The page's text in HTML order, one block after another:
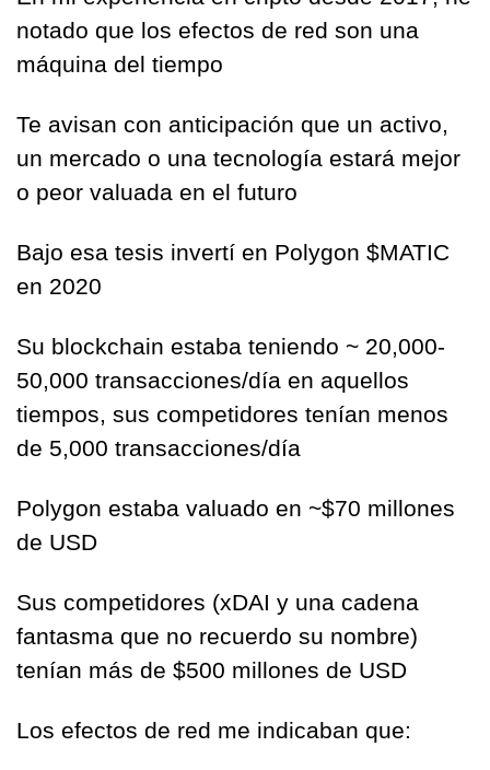
notado que los efectos de red son una
máquina del tiempo
Te avisan con anticipación que un activo,
un mercado o una tecnología estará mejor
o peor valuada en el futuro
Bajo esa tesis invertí en Polygon $MATIC
en 2020
Su blockchain estaba teniendo ~ 20,000-
50,000 transacciones/día en aquellos
tiempos, sus competidores tenían menos
de 5,000 transacciones/día
Polygon estaba valuado en ~$70 millones
de USD
Sus competidores (xDAI y una cadena
fantasma que no recuerdo su nombre)
tenían más de $500 millones de USD
Los efectos de red me indicaban que: